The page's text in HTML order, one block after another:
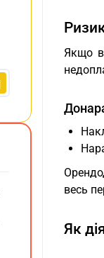
Якщо
весь
Як